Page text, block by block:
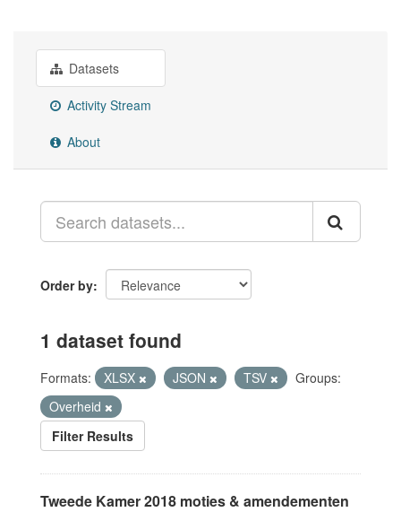
Datasets
Activity Stream
About
Order by
1 dataset found
Formats: XLSX JSON TSV
Groups:
Overheid
Filter Results
Tweede Kamer 2018 moties & amendementen